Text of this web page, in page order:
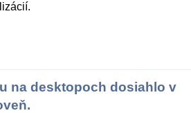
na desktopoch dosiahlo v